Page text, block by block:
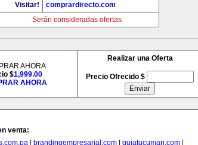
Visitar!
comprardirecto.com
Serán consideradas ofertas
AHORA
$1,999.00
AHORA
Realizar una Oferta
Precio Ofrecido $
venta:
brandingempresarial.com guiatucuman.com